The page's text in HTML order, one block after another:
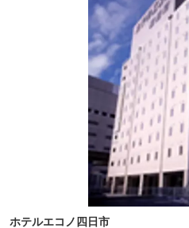
ホテルエコノ四日市